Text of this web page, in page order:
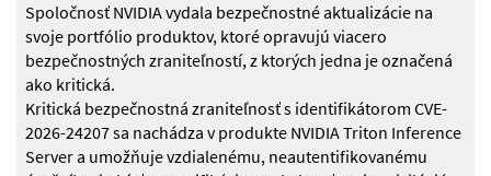
Spoločnosť NVIDIA vydala bezpečnostné aktualizácie na
svoje portfólio produktov, ktoré opravujú viacero
bezpečnostných zraniteľností, z ktorých jedna je označená
ako kritická.
Kritická bezpečnostná zraniteľnosť s identifikátorom CVE-
2026-24207 sa nachádza v produkte NVIDIA Triton Inference
Server a umožňuje vzdialenému, neautentifikovanému